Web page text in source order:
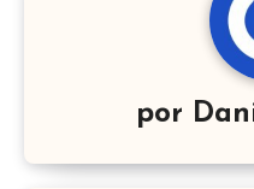
por